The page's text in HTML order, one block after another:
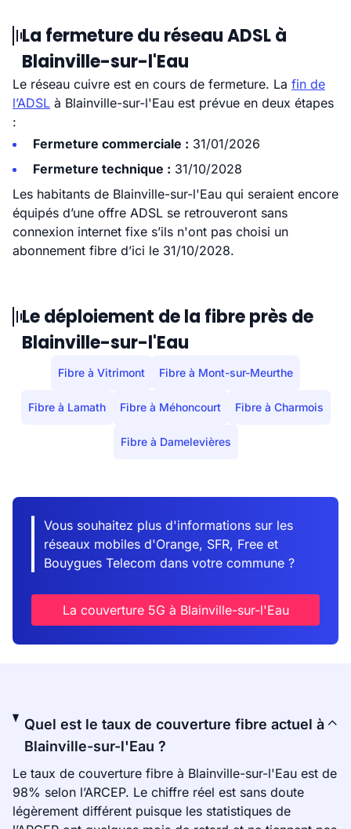
La fermeture du réseau ADSL à
Blainville-sur-l'Eau
Le réseau cuivre est en cours de fermeture. La fin de
l’ADSL à Blainville-sur-l'Eau est prévue en deux étapes
:
Fermeture commerciale : 31/01/2026
Fermeture technique : 31/10/2028
Les habitants de Blainville-sur-l'Eau qui seraient encore
équipés d’une offre ADSL se retrouveront sans
connexion internet fixe s’ils n'ont pas choisi un
abonnement fibre d’ici le 31/10/2028.
Le déploiement de la fibre près de
Blainville-sur-l'Eau
Fibre à Vitrimont Fibre à Mont-sur-Meurthe
Fibre à Lamath Fibre à Méhoncourt Fibre à Charmois
Fibre à Damelevières
Vous souhaitez plus d'informations sur les
réseaux mobiles d'Orange, SFR, Free et
Bouygues Telecom dans votre commune ?
La couverture 5G à Blainville-sur-l'Eau
Quel est le taux de couverture fibre actuel à
Blainville-sur-l'Eau ?
Le taux de couverture fibre à Blainville-sur-l'Eau est de
98% selon l’ARCEP. Le chiffre réel est sans doute
légèrement différent puisque les statistiques de